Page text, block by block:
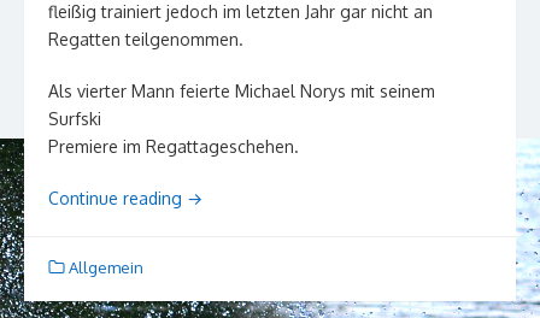
fleißig trainiert jedoch im letzten Jahr gar nicht an
Regatten teilgenommen.
Als vierter Mann feierte Michael Norys mit seinem
Surfski
Premiere im Regattageschehen.
Continue reading →
Allgemein